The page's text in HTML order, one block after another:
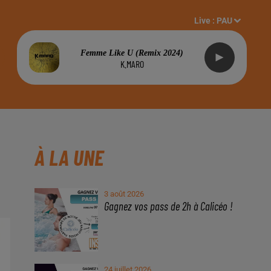
Live : PAU
Femme Like U (remix 2024)
K.MARO
À LA UNE
3 août 2026
Gagnez vos pass de 2h à Calicéo !